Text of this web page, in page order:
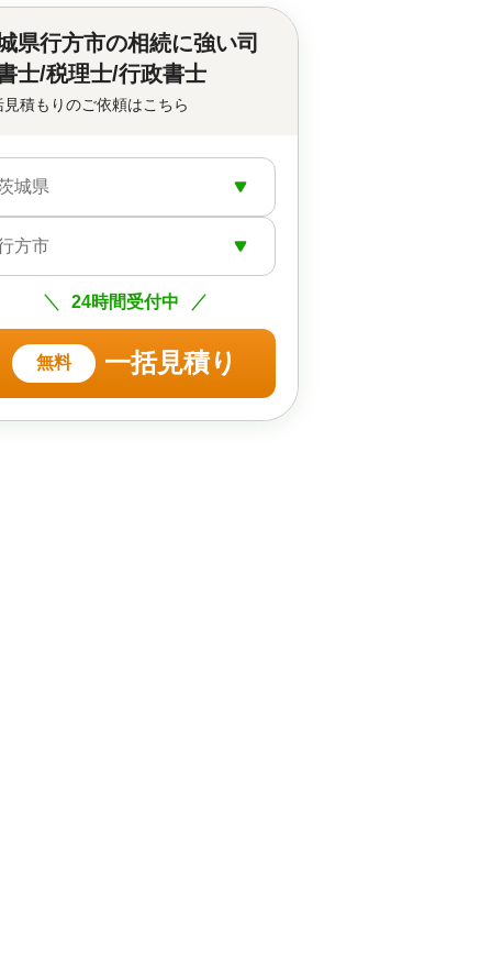
県行方市の相続に強い司
士/税理士/行政書士
見積もりのご依頼はこちら
城県
方市
24時間受付中
無料 一括見積り